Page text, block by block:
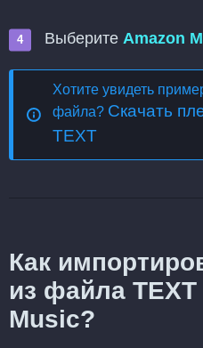
Выберите Amazon
Хотите увидеть
файла? Скачать
TEXT
Как
из файла
Music?